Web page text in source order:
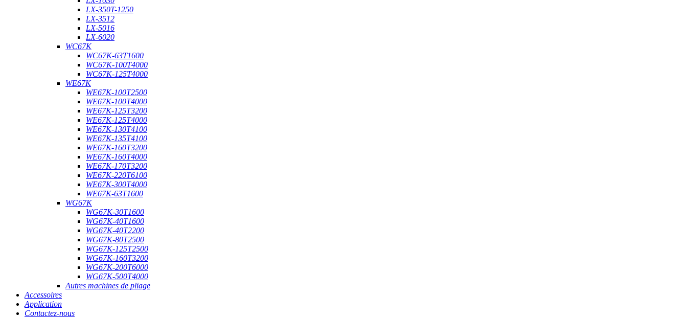
LX-350T-1250
LX-3512
LX-5016
LX-6020
WC67K
WC67K-63T1600
WC67K-100T4000
WC67K-125T4000
WE67K
WE67K-100T2500
WE67K-100T4000
WE67K-125T3200
WE67K-125T4000
WE67K-130T4100
WE67K-135T4100
WE67K-160T3200
WE67K-160T4000
WE67K-170T3200
WE67K-220T6100
WE67K-300T4000
WE67K-63T1600
WG67K
WG67K-30T1600
WG67K-40T1600
WG67K-40T2200
WG67K-80T2500
WG67K-125T2500
WG67K-160T3200
WG67K-200T6000
WG67K-500T4000
Autres machines de pliage
Accessoires
Application
Contactez-nous